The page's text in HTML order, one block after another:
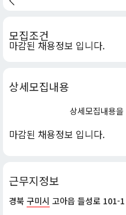
모집조건
마감된 채용정보 입니다.
상세모집내용
상세모집내용을
마감된 채용정보 입니다.
근무지정보
경북 구미시 고아읍 들성로 101-1